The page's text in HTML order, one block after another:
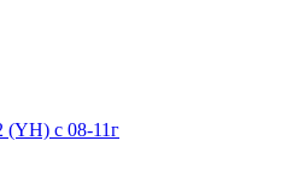
(YH) с 08-11г